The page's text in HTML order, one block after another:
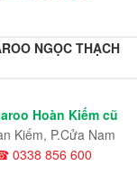
NGỌC THẠCH
Hoàn Kiếm cũ
Kiếm, P.Cửa Nam
0338 856 600